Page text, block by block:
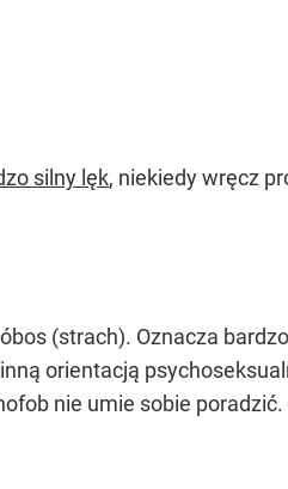
silny lęk, niekiedy wręcz
(strach). Oznacza
orientacją
nie umie sobie poradzić.